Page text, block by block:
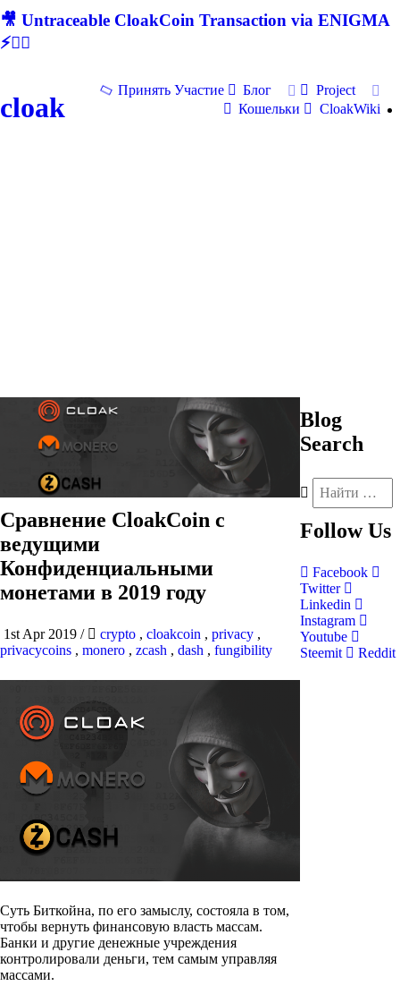
🎥 Untraceable CloakCoin Transaction via ENIGMA
⚡🕵‍♂
cloak
Принять Участие Блог
Project
Кошельки
CloakWiki
Сравнение CloakCoin с
ведущими
Конфиденциальными
монетами в 2019 году
1st Apr 2019 / crypto , cloakcoin , privacy ,
privacycoins , monero , zcash , dash , fungibility
Суть Биткойна, по его замыслу, состояла в том,
чтобы вернуть финансовую власть массам.
Банки и другие денежные учреждения
контролировали деньги, тем самым управляя
массами.
Blog
Search
Follow Us
Facebook
Twitter
Linkedin
Instagram
Youtube
Steemit
Reddit